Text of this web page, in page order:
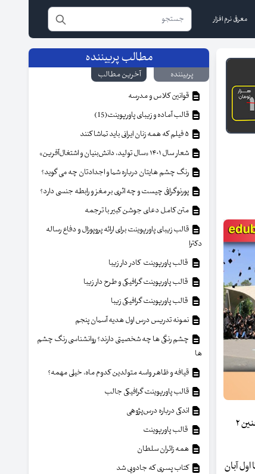
معرفی نرم افزار
علمی نمونه، هفت عضو هیأت علمی جوان، پنج دانش‌آموخته دکتری، سه دانش‌آموخته مقطع کارشناسی‌ارشد و سه کارشناس برتر دانشگاه تهران و همچنین ۲
آبان
مطالب پربیننده
پربیننده
آخرین مطالب
قوانین کلاس و مدرسه
قالب آماده و زیبای پاورپوینت(15)
شعار سال ۱۴۰۱ «سال تولید، دانش‌بنیان و اشتغال‌آفرین»
رنگ چشم هایتان درباره شما و اجدادتان چه می گوید؟
پورنوگرافی چیست و چه اثری بر مغز و رابطه جنسی دارد؟
متن کامل دعای جوشن کبیر با ترجمه
قالب زیبای پاورپوینت برای ارائه پروپوزال و دفاع رساله
دکترا
قالب پاورپوینت کادر دار زیبا
قالب پاورپوینت گرافیکی و طرح دار زیبا
قالب پاورپوینت گرافیکی زیبا
نمونه تدریس درس اول هدیه آسمان پنجم
چشم رنگی ها چه شخصیتی دارند؟ روانشناسی رنگ چشم
ها
قیافه و ظاهر واسه متولدین کدوم ماه، خیلی مهمه؟
قالب پاورپوینت گرافیکی جالب
اندکی درباره درس‌پژوهی
قالب پاورپوینت
همه زائران سلطان
کتاب پسری که جادویی شد